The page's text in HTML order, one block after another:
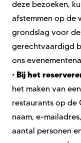
deze bezoeken,
afstemmen op de
grondslag voor
gerechtvaardigd
ons
• Bij het
het maken van
restaurants op de
naam, e-
aantal personen